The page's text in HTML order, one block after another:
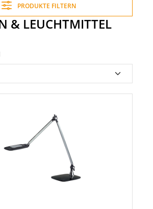
PRODUKTE FILTERN
& LEUCHTMITTEL